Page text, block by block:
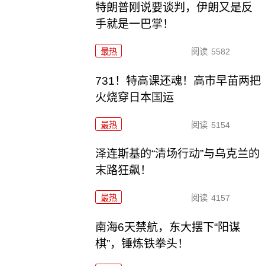
特朗普刚说要谈判，伊朗又是反
手就是一巴掌！
最热 阅读 5582
731！特高课还魂！高市早苗两把
火烧穿日本国运
最热 阅读 5154
泽连斯基的“清场行动”与乌克兰的
末路狂飙！
最热 阅读 4157
南海6天禁航，东大摆下“阳谋
棋”，锤炼铁拳头！